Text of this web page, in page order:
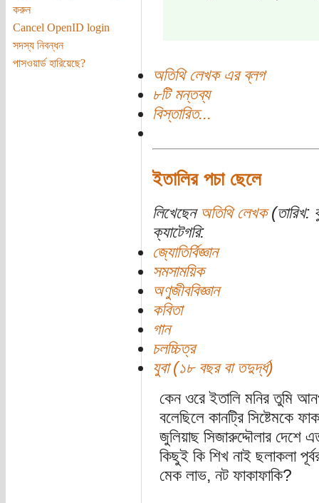
করুন
Cancel OpenID login
সদস্য নিবন্ধন
পাসওয়ার্ড হারিয়েছে?
অতিথি লেখক এর ব্লগ
৮টি মন্তব্য
বিস্তারিত...
ইতালির পচা ছেলে
লিখেছেন অতিথি লেখক(তারিখ:
ক্যাটেগরি:
জ্যোতির্বিজ্ঞান
সমসাময়িক
অণুজীববিজ্ঞান
কবিতা
গান
চলচ্চিত্র
যুবা (১৮ বছর বা তদুর্দ্ধ)
কেন ওরে ইতালি মনির তুমি
বলেছিলে কানট্রি সিষ্টেমকে
জুলিয়াছ সিজারুদ্দৌলার দেশে
কিছুই কি শিখ নাই ছলাকলা
মেক লাভ, নট ফাকাফাকি?